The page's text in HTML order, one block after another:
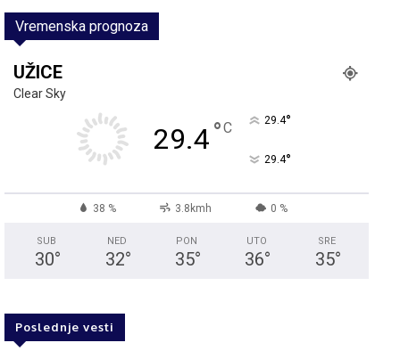
Vremenska prognoza
UŽICE
Clear Sky
29.4°C 29.4°
29.4°
38 % 3.8kmh 0 %
SUB
30°
NED
32°
PON
35°
UTO
36°
SRE
35°
Poslednje vesti